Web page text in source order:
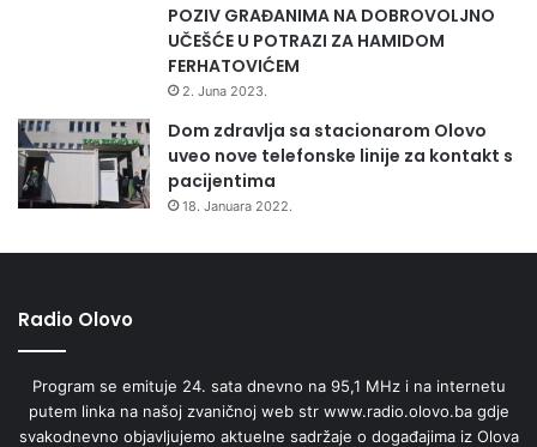
POZIV GRAĐANIMA NA DOBROVOLJNO
UČEŠĆE U POTRAZI ZA HAMIDOM
FERHATOVIĆEM
2. Juna 2023.
Dom zdravlja sa stacionarom Olovo
uveo nove telefonske linije za kontakt s
pacijentima
18. Januara 2022.
Radio Olovo
Program se emituje 24. sata dnevno na 95,1 MHz i na internetu
putem linka na našoj zvaničnoj web str www.radio.olovo.ba gdje
svakodnevno objavljujemo aktuelne sadržaje o događajima iz Olova